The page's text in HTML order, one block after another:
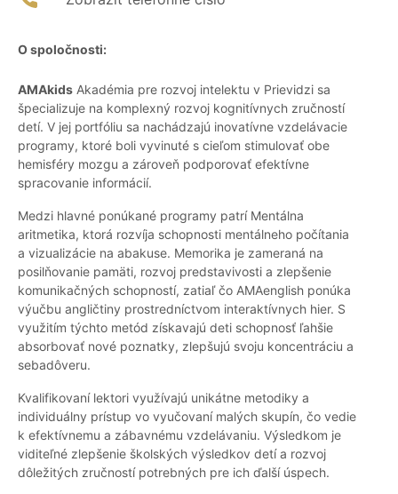
O spoločnosti:
AMAkids Akadémia pre rozvoj intelektu v Prievidzi sa
špecializuje na komplexný rozvoj kognitívnych zručností
detí. V jej portfóliu sa nachádzajú inovatívne vzdelávacie
programy, ktoré boli vyvinuté s cieľom stimulovať obe
hemisféry mozgu a zároveň podporovať efektívne
spracovanie informácií.
Medzi hlavné ponúkané programy patrí Mentálna
aritmetika, ktorá rozvíja schopnosti mentálneho počítania
a vizualizácie na abakuse. Memorika je zameraná na
posilňovanie pamäti, rozvoj predstavivosti a zlepšenie
komunikačných schopností, zatiaľ čo AMAenglish ponúka
výučbu angličtiny prostredníctvom interaktívnych hier. S
využitím týchto metód získavajú deti schopnosť ľahšie
absorbovať nové poznatky, zlepšujú svoju koncentráciu a
sebadôveru.
Kvalifikovaní lektori využívajú unikátne metodiky a
individuálny prístup vo vyučovaní malých skupín, čo vedie
k efektívnemu a zábavnému vzdelávaniu. Výsledkom je
viditeľné zlepšenie školských výsledkov detí a rozvoj
dôležitých zručností potrebných pre ich ďalší úspech.